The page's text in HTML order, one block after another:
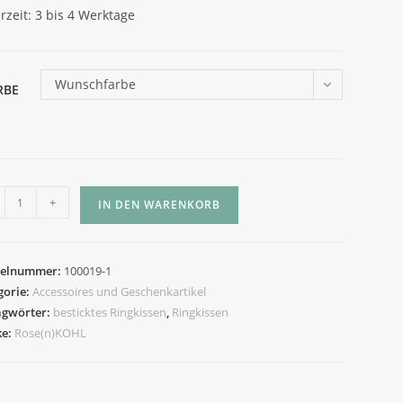
3 bis 4 Werktage
Wunschfarbe
+ IN DEN WARENKORB
100019-1
Accessoires und Geschenkartikel
besticktes Ringkissen, Ringkissen
Rose(n)KOHL